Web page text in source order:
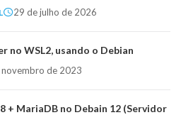
29 de julho de 2026
no WSL2, usando o Debian
novembro de 2023
+ MariaDB no Debain 12 (Servidor